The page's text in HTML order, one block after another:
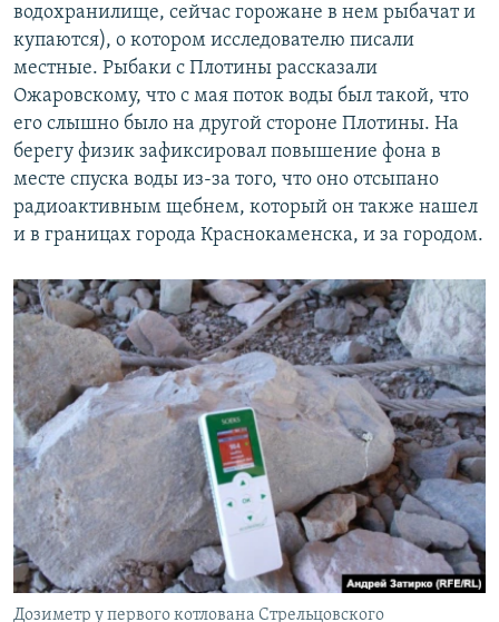
водохранилище, сейчас горожане в нем рыбачат и
купаются), о котором исследователю писали
местные. Рыбаки с Плотины рассказали
Ожаровскому, что с мая поток воды был такой, что
его слышно было на другой стороне Плотины. На
берегу физик зафиксировал повышение фона в
месте спуска воды из-за того, что оно отсыпано
радиоактивным щебнем, который он также нашел
и в границах города Краснокаменска, и за городом.
Дозиметр у первого котлована Стрельцовского